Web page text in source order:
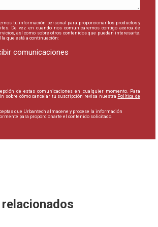
tu información personal para proporcionar los productos y
De vez en cuando nos comunicaremos contigo acerca de
así como sobre otros contenidos que puedan interesarte.
que está a continuación:
comunicaciones
de estas comunicaciones en cualquier momento. Para
sobre cómo cancelar tu suscripción revisa nuestra Política de
que Urbantech almacene y procese la información
para proporcionarte el contenido solicitado.